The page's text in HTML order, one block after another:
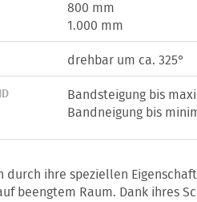
800 mm
1.000 mm
drehbar um ca. 325°
Bandsteigung bis
Bandneigung bis
durch ihre speziellen
beengtem Raum. Dank ihres